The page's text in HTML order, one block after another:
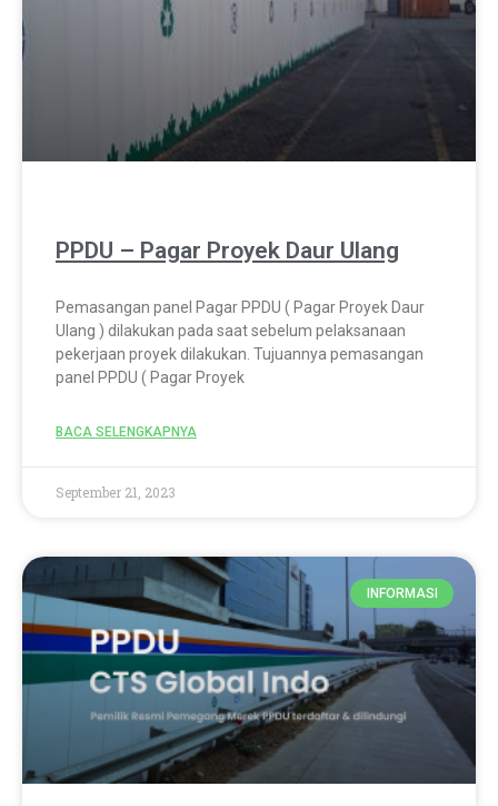
PPDU – Pagar Proyek Daur Ulang
Pemasangan panel Pagar PPDU ( Pagar Proyek Daur
Ulang ) dilakukan pada saat sebelum pelaksanaan
pekerjaan proyek dilakukan. Tujuannya pemasangan
panel PPDU ( Pagar Proyek
BACA SELENGKAPNYA
September 21, 2023
INFORMASI